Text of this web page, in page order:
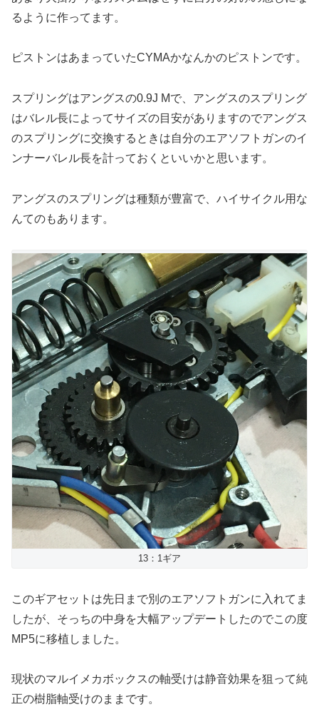
るように作ってます。
ピストンはあまっていたCYMAかなんかのピストンです。
スプリングはアングスの0.9J Mで、アングスのスプリング
はバレル長によってサイズの目安がありますのでアングス
のスプリングに交換するときは自分のエアソフトガンのイ
ンナーバレル長を計っておくといいかと思います。
アングスのスプリングは種類が豊富で、ハイサイクル用な
んてのもあります。
13：1ギア
このギアセットは先日まで別のエアソフトガンに入れてま
したが、そっちの中身を大幅アップデートしたのでこの度
MP5に移植しました。
現状のマルイメカボックスの軸受けは静音効果を狙って純
正の樹脂軸受けのままです。